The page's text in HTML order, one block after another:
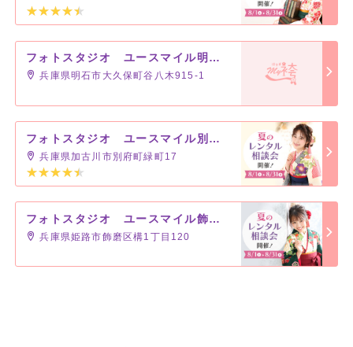
フォトスタジオ ユースマイル明石店
兵庫県明石市大久保町谷八木915-1
フォトスタジオ ユースマイル別府店
兵庫県加古川市別府町緑町17
フォトスタジオ ユースマイル飾磨店
兵庫県姫路市飾磨区構1丁目120